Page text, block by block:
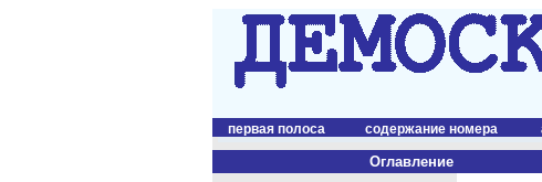
первая полоса содержание номера
Оглавление